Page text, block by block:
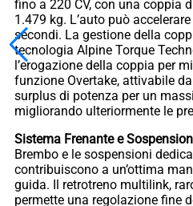
fino a 220 CV, con una coppia
1.479 kg. L’auto può
secondi. La gestione della
tecnologia Alpine Torque
l’erogazione della coppia per
funzione Overtake, attivabile
surplus di potenza per un
migliorando ulteriormente le
Sistema Frenante e
Brembo e le sospensioni
contribuiscono a un’ottima
guida. Il retrotreno multilink,
permette una regolazione fine